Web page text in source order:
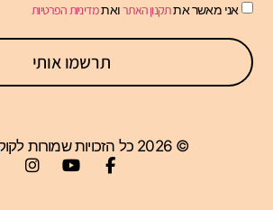
אני מאשר אתתקנון האתרואתמדיניות הפרטיות
תרשמו אותי
© 2026 כל הזכויות שמורות לקוקאנדשוט